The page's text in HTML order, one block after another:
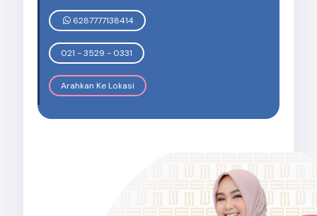
6287777138414
021 - 3529 - 0331
Arahkan Ke Lokasi